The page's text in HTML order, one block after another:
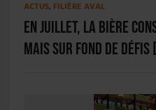
ACTUS, FILIÈRE AVAL
En juillet, la bière
mais sur fond de défis